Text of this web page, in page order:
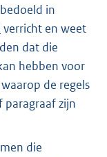
in
verricht en weet
dat die
hebben voor
de regels
zijn
die